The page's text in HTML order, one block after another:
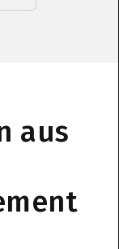
aus